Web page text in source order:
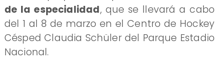
de la especialidad, que se llevará a cabo
del 1 al 8 de marzo en el Centro de Hockey
Césped Claudia Schüler del Parque Estadio
Nacional.